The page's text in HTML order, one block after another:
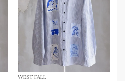
WEST FALL